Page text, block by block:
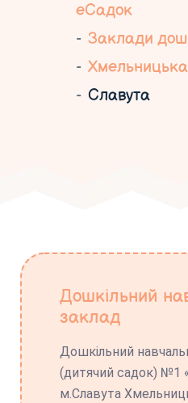
еСадок
Заклади
Славута
Дошкільний
заклад
Дошкільний
(дитячий садок) №1
м.Славута